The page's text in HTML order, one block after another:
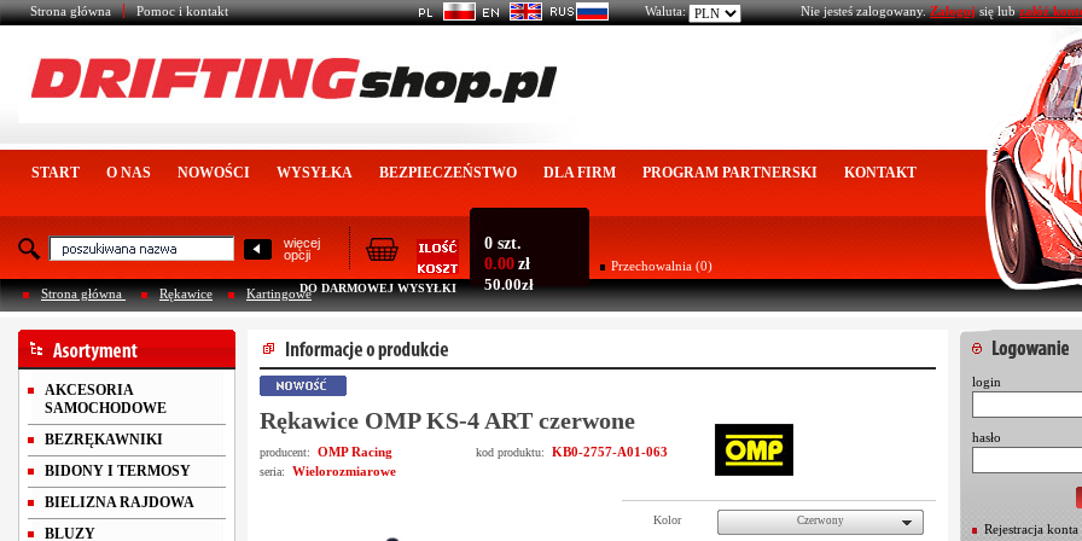
Strona główna Pomoc i kontakt Nie jesteś zalogowany.Zalogujsię lubzałóż
START O NAS NOWOŚCI WYSYŁKA BEZPIECZEŃSTWO DLA FIRM PROGRAM PARTNERSKI KONTAKT
więcej
opcji
0 szt.
0.00 zł
DO DARMOWEJ WYSYŁKI 50.00zł
Przechowalnia (0)
Strona główna
Rękawice Kartingowe
Waluta:
AKCESORIA
SAMOCHODOWE
BEZRĘKAWNIKI
BIDONY I TERMOSY
BIELIZNA RAJDOWA
BLUZY
Rękawice OMP KS-4 ART czerwone
producent: OMP Racing kod produktu: KB0-2757-A01-063
seria: Wielorozmiarowe
Kolor Czerwony
login
hasło
Rejestracja konta